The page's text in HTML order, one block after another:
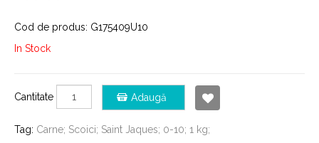
Cod de produs: G175409U10
In Stock
Cantitate Adaugă
Tag: Carne; Scoici; Saint Jaques; 0-10; 1 kg;